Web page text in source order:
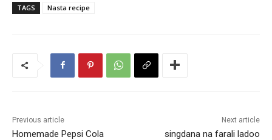
TAGS Nasta recipe
Previous article
Homemade Pepsi Cola
Next article
singdana na farali ladoo